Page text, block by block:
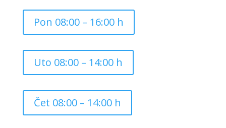
Pon 08:00 – 16:00 h
Uto 08:00 – 14:00 h
Čet 08:00 – 14:00 h